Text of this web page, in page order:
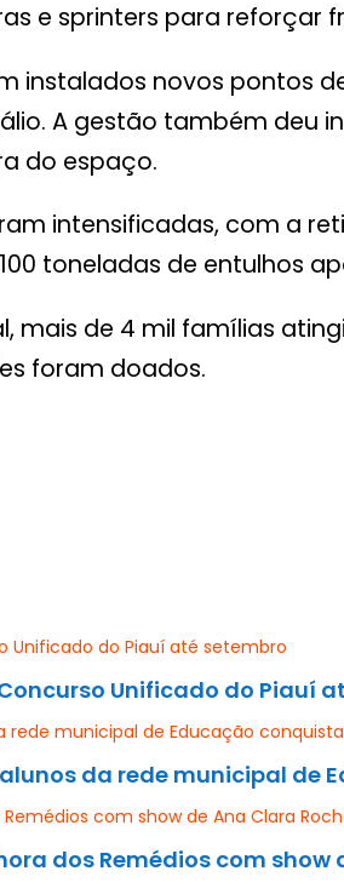
e sprinters para reforçar
instalados novos pontos
A gestão também
do espaço.
intensificadas, com a
toneladas de entulhos
mais de 4 mil famílias
foram doados.
Unificado do Piauí
alunos da rede municipal
dos Remédios com